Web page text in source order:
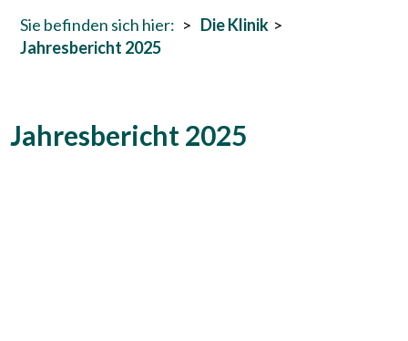
Sie befinden sich hier:
Die Klinik
Jahresbericht 2025
Jahresbericht 2025